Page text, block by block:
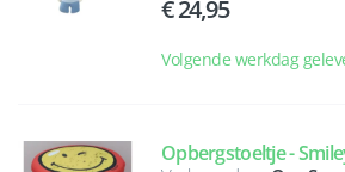
24,95
Volgende werkdag
Opbergstoeltje -